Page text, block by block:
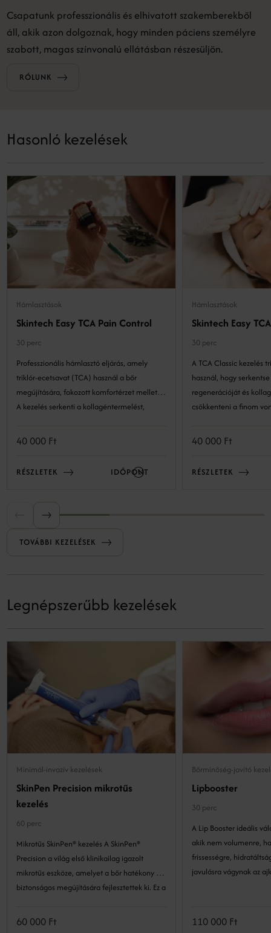
Csapatunk professzionális és elhivatott szakemberekből
áll, akik azon dolgoznak, hogy minden páciens személyre
szabott, magas színvonalú ellátásban részesüljön.
RÓLUNK
Hasonló kezelések
Hámlasztások
Skintech Easy TCA Pain Control
30 perc
Professzionális hámlasztó eljárás, amely
triklór-ecetsavat (TCA) használ a bőr
megújítására, fokozott komfortérzet mellett.
A kezelés serkenti a kollagéntermelést,
és az apróbb bőrhibákat, miközben
40 000 Ft
RÉSZLETEK IDŐPONT
Hámlasztások
Skintech Easy
30 perc
A TCA Classic kezelés
használ, hogy
regenerációját és
csökkenteni a finom
miközben simább,
40 000 Ft
RÉSZLETEK
TOVÁBBI KEZELÉSEK
Legnépszerűbb kezelések
Minimál-invazív kezelések
SkinPen Precision mikrotűs
kezelés
60 perc
Mikrotűs SkinPen® kezelés A SkinPen®
Precision a világ első klinikailag igazolt
mikrotűs eszköze, amelyet a bőr hatékony és
biztonságos megújítására fejlesztettek ki. Ez a
szerkezetének kockázatmentes és látványos
60 000 Ft
Bőrminőség-javító
Lipbooster
30 perc
A Lip Booster ideális
akik nem volumenre,
frissességre, hidratáltságra és
javulásra vágynak az
110 000 Ft